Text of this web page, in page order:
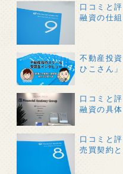
口コミと
融資の仕
不動産投
ひこさん
口コミと
融資の具
口コミと
売買契約